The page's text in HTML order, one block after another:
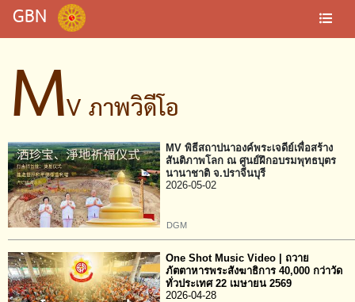
GBN
MV ภาพวิดีโอ
MV พิธีสถาปนาองค์พระเจดีย์เพื่อสร้าง
สันติภาพโลก ณ ศูนย์ฝึกอบรมพุทธบุตร
นานาชาติ จ.ปราจีนบุรี
2026-05-02
DGM
One Shot Music Video | ถวาย
ภัตตาหารพระสังฆาธิการ 40,000 กว่าวัด
ทั่วประเทศ 22 เมษายน 2569
2026-04-28